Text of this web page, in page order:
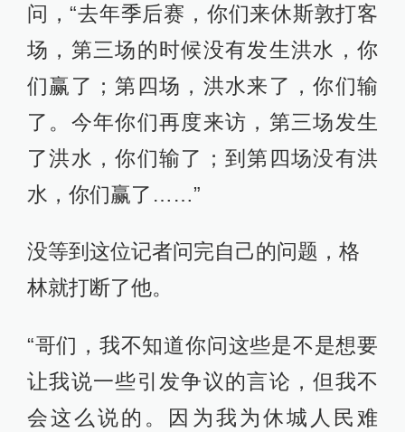
问，“去年季后赛，你们来休斯敦打客
场，第三场的时候没有发生洪水，你
们赢了；第四场，洪水来了，你们输
了。今年你们再度来访，第三场发生
了洪水，你们输了；到第四场没有洪
水，你们赢了……”
没等到这位记者问完自己的问题，格
林就打断了他。
“哥们，我不知道你问这些是不是想要
让我说一些引发争议的言论，但我不
会这么说的。因为我为休城人民难